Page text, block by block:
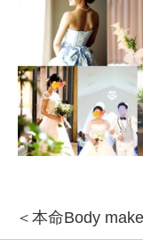
＜本命Body